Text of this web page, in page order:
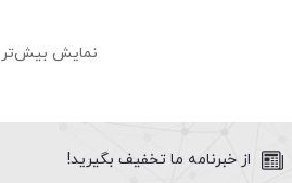
که تمامی فاکتورهای محبوبیت را در
صورت که در ابتدا و نگاه اول، با چراغی
با کمی دقت بیشتر جزئیات و نقوش آن
نمایش بیش‌تر
از خبرنامه ما تخفیف بگیرید!